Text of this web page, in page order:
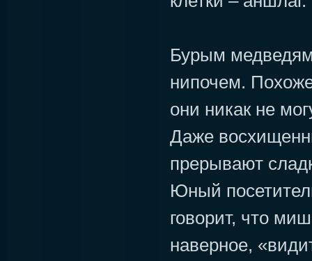
Бурым
нипочем.
они никак не
Даже
прерывают
Юный
говорит, что
наверное,